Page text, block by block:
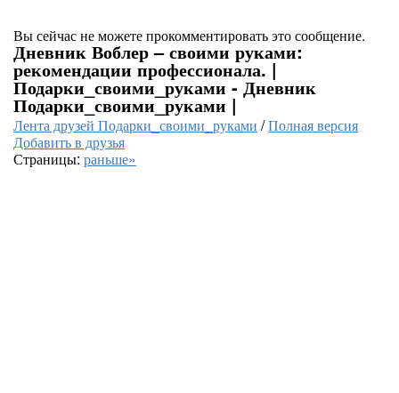
Вы сейчас не можете прокомментировать это сообщение.
Дневник Воблер – своими руками:
рекомендации профессионала. |
Подарки_своими_руками - Дневник
Подарки_своими_руками |
Лента друзей Подарки_своими_руками /Полная версия
Добавить в друзья
Страницы: раньше»